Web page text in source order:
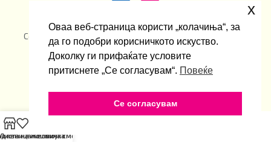
Copyright ©2026 Emi ShoeStore. Developed by
Brandlab
Листа на Желби
Кошничка
Моја сметка
Оваа веб-страница користи „колачиња“, за
да го подобри корисничкото искуство.
Доколку ги прифаќате условите
притиснете „Се согласувам“. Повеќе
Се согласувам
x